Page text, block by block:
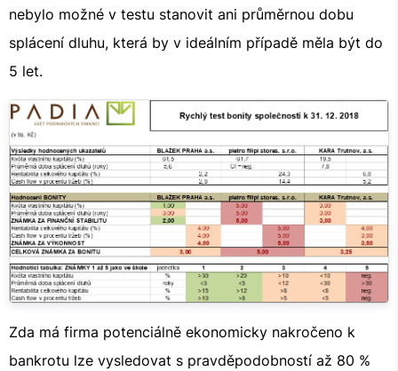
nebylo možné v testu stanovit ani průměrnou dobu
splácení dluhu, která by v ideálním případě měla být do
5 let.
Zda má firma potenciálně ekonomicky nakročeno k
bankrotu lze vysledovat s pravděpodobností až 80 %